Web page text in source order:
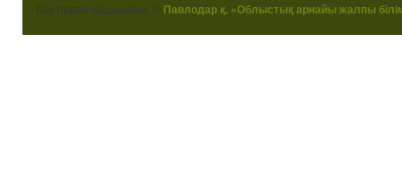
Все права защищены. © Павлодар қ. «Облыстық арнайы жалпы